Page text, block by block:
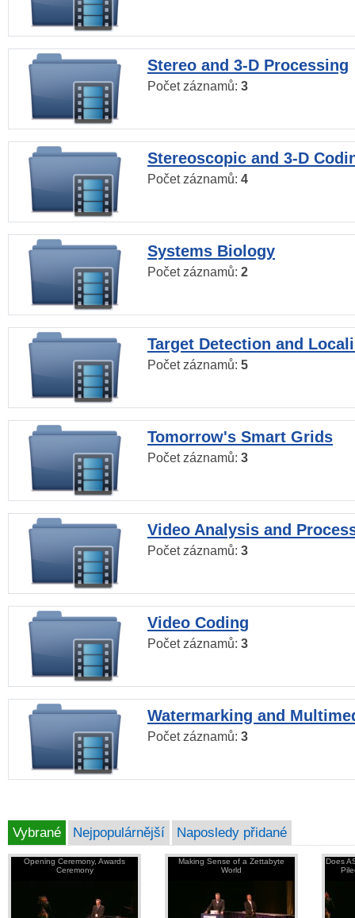
Stereo and 3-D Processing
Počet záznamů: 3
Stereoscopic and 3-D
Počet záznamů: 4
Systems Biology
Počet záznamů: 2
Target Detection and
Počet záznamů: 5
Tomorrow's Smart Grids
Počet záznamů: 3
Video Analysis and
Počet záznamů: 3
Video Coding
Počet záznamů: 3
Watermarking and
Počet záznamů: 3
Vybrané Nejpopulárnější Naposledy přidané
Opening Ceremony, Awards
Ceremony
Making Sense of a Zettabyte
World
Does